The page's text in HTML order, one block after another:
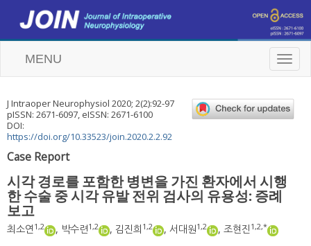
T
o
l
e
g
MENU
J Intraoper Neurophysiol 2020; 2(2):92-97
pISSN: 2671-6097, eISSN: 2671-6100
DOI:
https://doi.org/10.33523/join.2020.2.2.92
Case Report
시각 경로를 포함한 병변을 가진 환자에서 시행
한 수술 중 시각 유발 전위 검사의 유용성: 증례
보고
최소연 1,2 , 박수련1,2 , 김진희 1,2 , 서대원1,2 , 조현진 1,2,*